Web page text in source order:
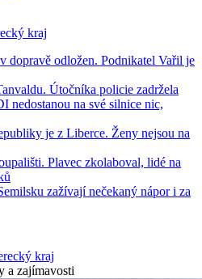
kraj
dopravě odložen. Podnikatel Vařil je
Útočníka policie zadržela
nedostanou na své silnice nic,
je z Liberce. Ženy nejsou na
Plavec zkolaboval, lidé na
zažívají nečekaný nápor i za
kraj
a zajímavosti